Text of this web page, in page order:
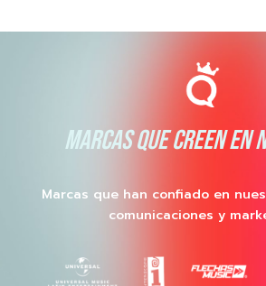
MARCAS QUE CREEN EN
Marcas que han confiado en
comunicaciones y